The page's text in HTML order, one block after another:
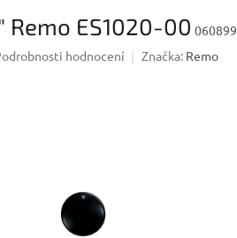
Remo ES1020-00 060899
hodnocení Značka: Remo